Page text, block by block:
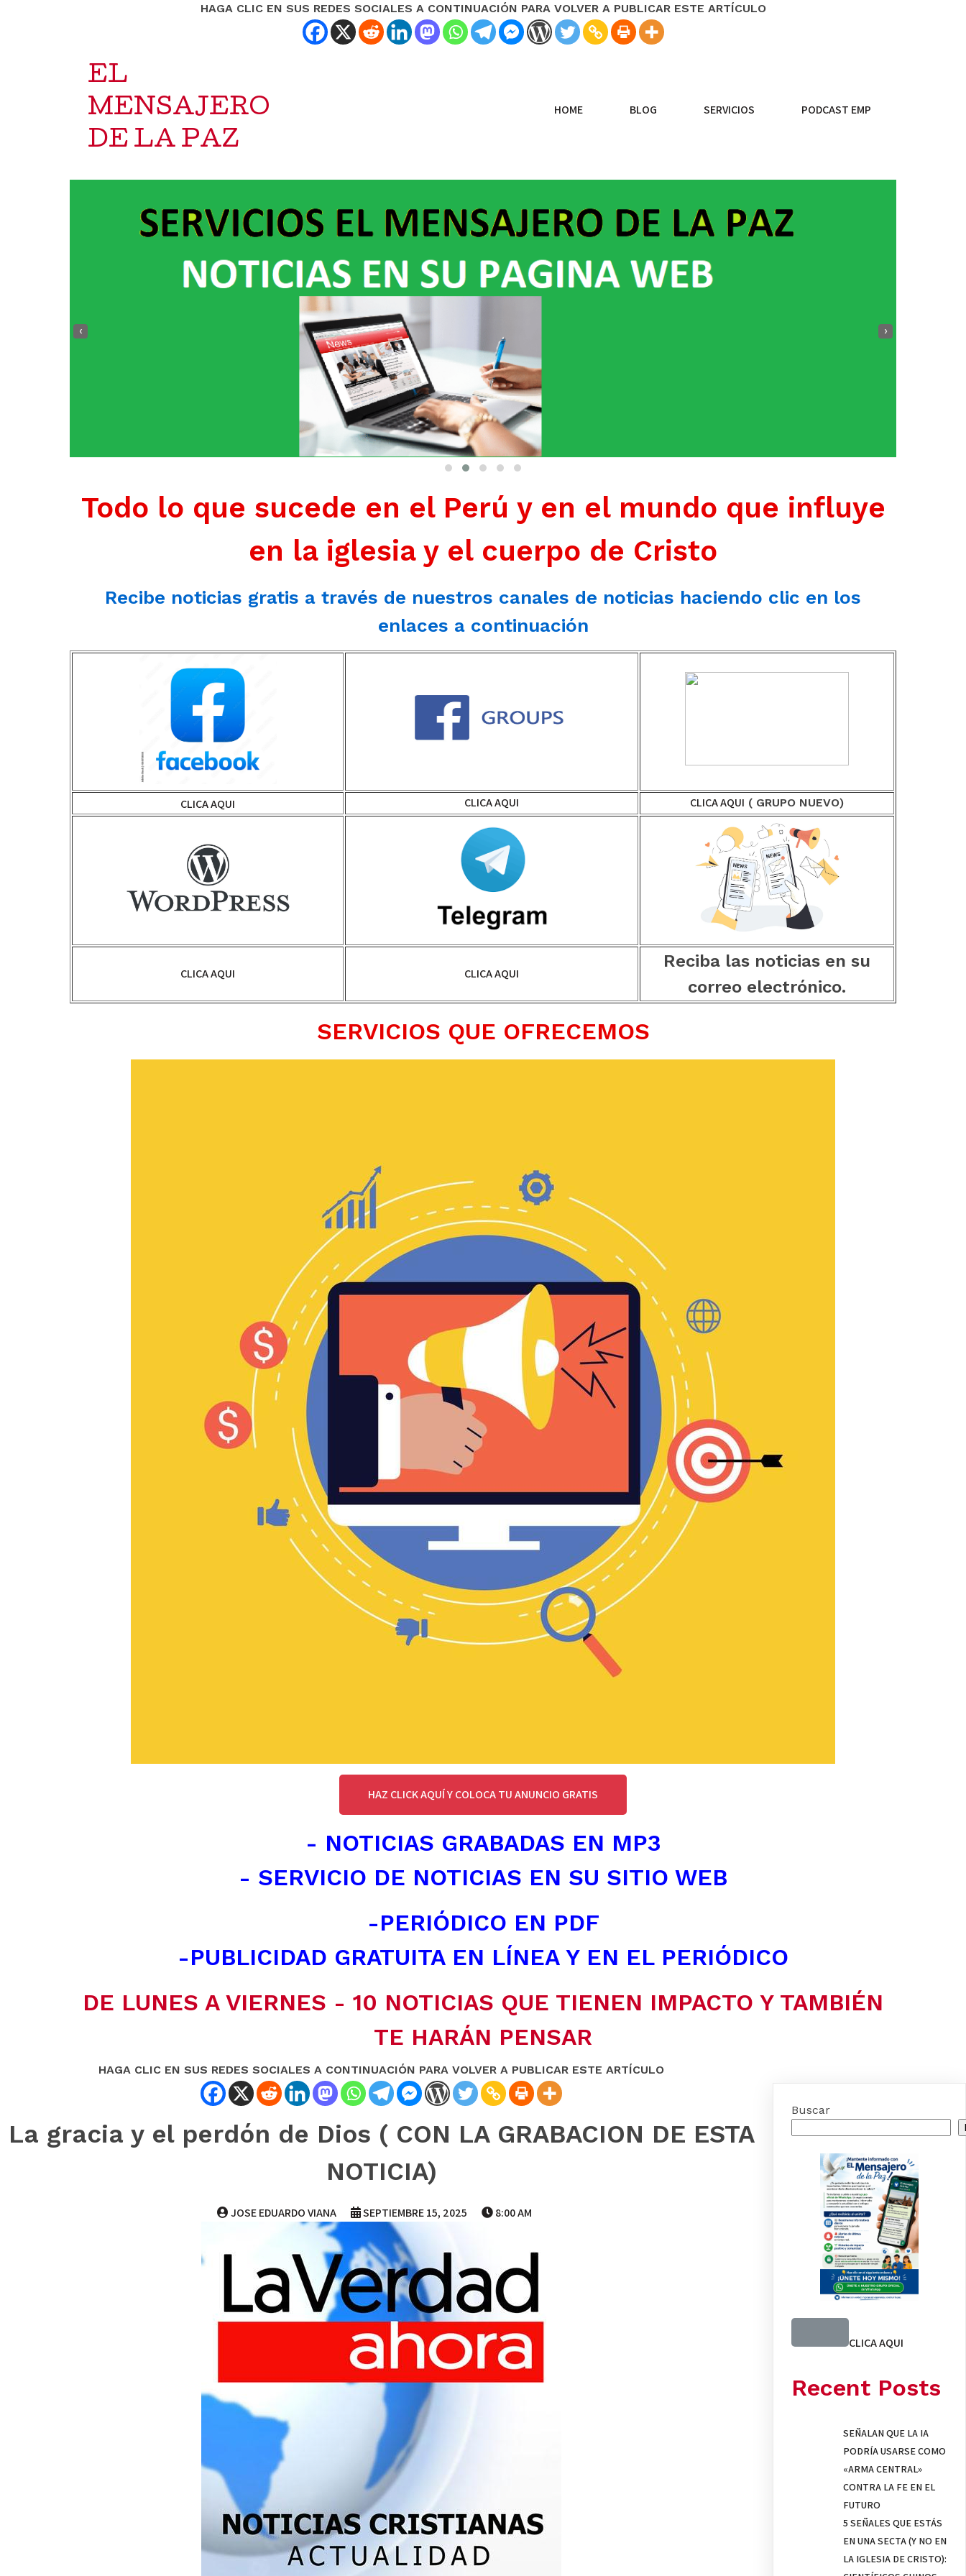
HAGA CLIC EN SUS REDES SOCIALES A CONTINUACIÓN PARA VOLVER A PUBLICAR ESTE ARTÍCULO
EL
MENSAJERO
DE LA PAZ
HOME BLOG SERVICIOS PODCAST EMP
‹ ›
Todo lo que sucede en el Perú y en el mundo que influye
en la iglesia y el cuerpo de Cristo
Recibe noticias gratis a través de nuestros canales de noticias haciendo clic en los
enlaces a continuación
CLICA AQUI CLICA AQUI CLICA AQUI ( GRUPO NUEVO)
CLICA AQUI CLICA AQUI
Reciba las noticias en su
correo electrónico.
SERVICIOS QUE OFRECEMOS
HAZ CLICK AQUÍ Y COLOCA TU ANUNCIO GRATIS
- NOTICIAS GRABADAS EN MP3
- SERVICIO DE NOTICIAS EN SU SITIO WEB
-PERIÓDICO EN PDF
-PUBLICIDAD GRATUITA EN LÍNEA Y EN EL PERIÓDICO
DE LUNES A VIERNES - 10 NOTICIAS QUE TIENEN IMPACTO Y TAMBIÉN
TE HARÁN PENSAR
HAGA CLIC EN SUS REDES SOCIALES A CONTINUACIÓN PARA VOLVER A PUBLICAR ESTE ARTÍCULO
La gracia y el perdón de Dios ( CON LA GRABACION DE ESTA
NOTICIA)
JOSE EDUARDO VIANA SEPTIEMBRE 15, 2025 8:00 AM
Buscar
CLICA AQUI
Recent Posts
SEÑALAN QUE LA IA
PODRÍA USARSE COMO
«ARMA CENTRAL»
CONTRA LA FE EN EL
FUTURO
5 SEÑALES QUE ESTÁS
EN UNA SECTA (Y NO EN
LA IGLESIA DE CRISTO):